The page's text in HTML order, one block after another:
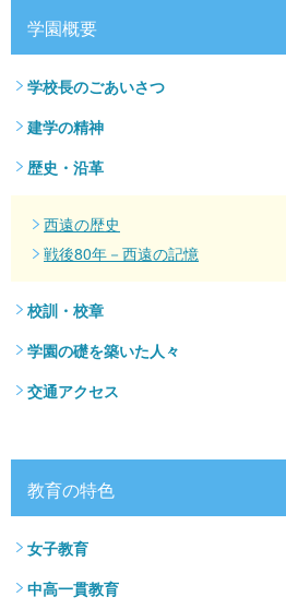
学園概要
学校長のごあいさつ
建学の精神
歴史・沿革
西遠の歴史
戦後80年－西遠の記憶
校訓・校章
学園の礎を築いた人々
交通アクセス
教育の特色
女子教育
中高一貫教育